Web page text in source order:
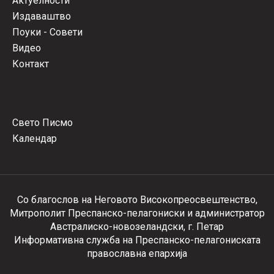
Издаваштво
Поуки - Совети
Видео
Контакт
Свето Писмо
Календар
Со благослов на Неговото Високопреосвештенство,
Митрополит Преспанско-пелагониски и администратор
Австралиско-новозеландски, г. Петар
Информативна служба на Преспанско-пелагониската
православна епархија